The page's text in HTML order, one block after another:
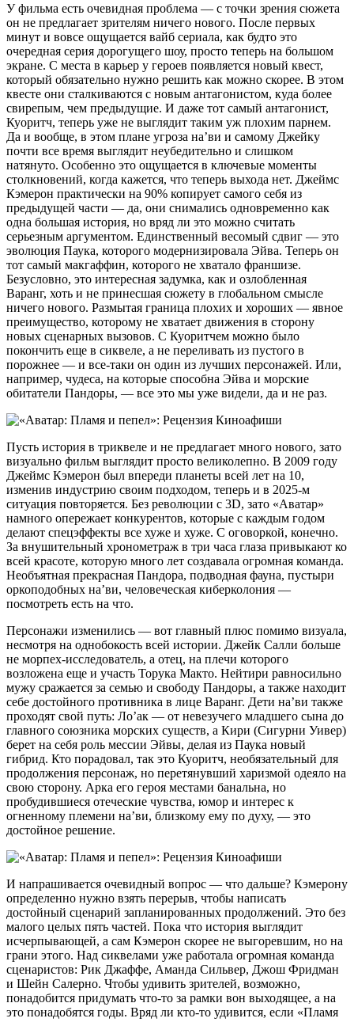
У фильма есть очевидная проблема — с точки зрения сюжета
он не предлагает зрителям ничего нового. После первых
минут и вовсе ощущается вайб сериала, как будто это
очередная серия дорогущего шоу, просто теперь на большом
экране. С места в карьер у героев появляется новый квест,
который обязательно нужно решить как можно скорее. В этом
квесте они сталкиваются с новым антагонистом, куда более
свирепым, чем предыдущие. И даже тот самый антагонист,
Куоритч, теперь уже не выглядит таким уж плохим парнем.
Да и вообще, в этом плане угроза наʼви и самому Джейку
почти все время выглядит неубедительно и слишком
натянуто. Особенно это ощущается в ключевые моменты
столкновений, когда кажется, что теперь выхода нет. Джеймс
Кэмерон практически на 90% копирует самого себя из
предыдущей части — да, они снимались одновременно как
одна большая история, но вряд ли это можно считать
серьезным аргументом. Единственный весомый сдвиг — это
эволюция Паука, которого модернизировала Эйва. Теперь он
тот самый макгаффин, которого не хватало франшизе.
Безусловно, это интересная задумка, как и озлобленная
Варанг, хоть и не принесшая сюжету в глобальном смысле
ничего нового. Размытая граница плохих и хороших — явное
преимущество, которому не хватает движения в сторону
новых сценарных вызовов. С Куоритчем можно было
покончить еще в сиквеле, а не переливать из пустого в
порожнее — и все-таки он один из лучших персонажей. Или,
например, чудеса, на которые способна Эйва и морские
обитатели Пандоры, — все это мы уже видели, да и не раз.
Пусть история в триквеле и не предлагает много нового, зато
визуально фильм выглядит просто великолепно. В 2009 году
Джеймс Кэмерон был впереди планеты всей лет на 10,
изменив индустрию своим подходом, теперь и в 2025-м
ситуация повторяется. Без революции с 3D, зато «Аватар»
намного опережает конкурентов, которые с каждым годом
делают спецэффекты все хуже и хуже. С оговоркой, конечно.
За внушительный хронометраж в три часа глаза привыкают ко
всей красоте, которую много лет создавала огромная команда.
Необъятная прекрасная Пандора, подводная фауна, пустыри
оркоподобных наʼви, человеческая киберколония —
посмотреть есть на что.
Персонажи изменились — вот главный плюс помимо визуала,
несмотря на однобокость всей истории. Джейк Салли больше
не морпех-исследователь, а отец, на плечи которого
возложена еще и участь Торука Макто. Нейтири равносильно
мужу сражается за семью и свободу Пандоры, а также находит
себе достойного противника в лице Варанг. Дети наʼви также
проходят свой путь: Ло’ак — от невезучего младшего сына до
главного союзника морских существ, а Кири (Сигурни Уивер)
берет на себя роль мессии Эйвы, делая из Паука новый
гибрид. Кто порадовал, так это Куоритч, необязательный для
продолжения персонаж, но перетянувший харизмой одеяло на
свою сторону. Арка его героя местами банальна, но
пробудившиеся отеческие чувства, юмор и интерес к
огненному племени наʼви, близкому ему по духу, — это
достойное решение.
И напрашивается очевидный вопрос — что дальше? Кэмерону
определенно нужно взять перерыв, чтобы написать
достойный сценарий запланированных продолжений. Это без
малого целых пять частей. Пока что история выглядит
исчерпывающей, а сам Кэмерон скорее не выгоревшим, но на
грани этого. Над сиквелами уже работала огромная команда
сценаристов: Рик Джаффе, Аманда Сильвер, Джош Фридман
и Шейн Салерно. Чтобы удивить зрителей, возможно,
понадобится придумать что-то за рамки вон выходящее, а на
это понадобятся годы. Вряд ли кто-то удивится, если «Пламя